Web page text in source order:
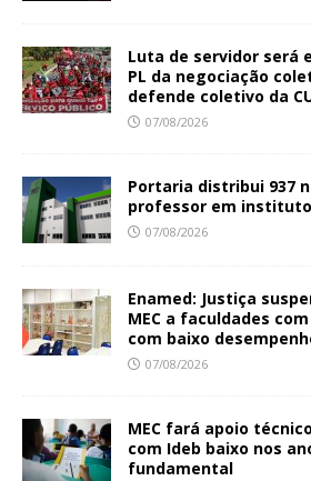
Luta de servidor será
PL da negociação
defende coletivo da
07/08/2026
Portaria distribui 937
professor em
07/08/2026
Enamed: Justiça
MEC a faculdades
com baixo
07/08/2026
MEC fará apoio
com Ideb baixo nos
fundamental